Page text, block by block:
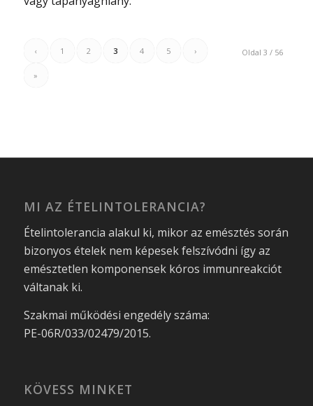
Oldal 3 / 56
‹ 1 2 3 4 5 ›
»
MI AZ ÉTELINTOLERANCIA?
Ételintolerancia alakul ki, mikor az emésztés során
bizonyos ételek nem képesek felszívódni így az
emésztetlen komponensek kóros immunreakciót
váltanak ki.
Szakmai működési engedély száma:
PE-06R/033/02479/2015.
KÖVESS MINKET